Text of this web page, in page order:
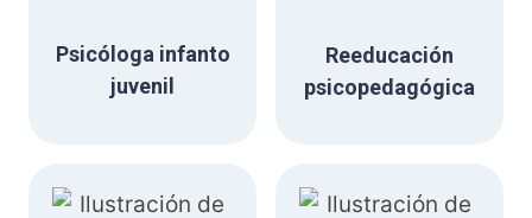
Psicóloga infanto
juvenil
Reeducación
psicopedagógica